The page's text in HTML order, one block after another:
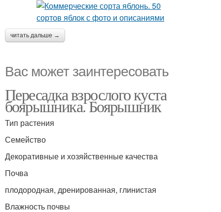
читать дальше →
Вас может заинтересовать
Пересадка взрослого куста
боярышника. Боярышник
Тип растения
Семейство
Декоративные и хозяйственные качества
Почва
плодородная, дренированная, глинистая
Влажность почвы